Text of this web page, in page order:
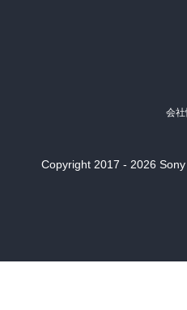
会社
Copyright 2017 - 2026